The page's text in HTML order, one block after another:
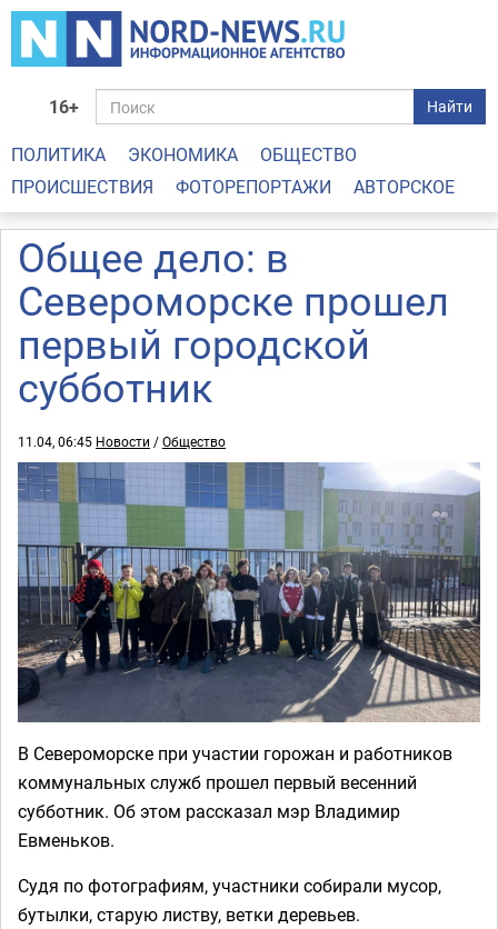
16+ Найти
ПОЛИТИКА ЭКОНОМИКА
ОБЩЕСТВО
ПРОИСШЕСТВИЯ
ФОТОРЕПОРТАЖИ АВТОРСКОЕ
Общее дело: в
Североморске прошел
первый городской
субботник
11.04, 06:45 Новости /Общество
В Североморске при участии горожан и работников
коммунальных служб прошел первый весенний
субботник. Об этом рассказал мэр Владимир
Евменьков.
Судя по фотографиям, участники собирали мусор,
бутылки, старую листву, ветки деревьев.